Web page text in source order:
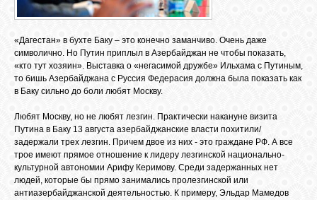
ГОЛОС
НАРОДЫ
БИБЛИОТЕКА
ФОРУМ
«Дагестан» в бухте Баку – это конечно заманчиво. Очень даже
символично. Но Путин приплыл в Азербайджан не чтобы показать,
«кто тут хозяин». Выставка о «негасимой дружбе» Ильхама с Путиным,
то бишь Азербайджана с Руссия Федерасия должна была показать как
в Баку сильно до боли любят Москву.
Любят Москву, но не любят лезгин. Практически накануне визита
Путина в Баку 13 августа азербайджанские власти похитили/
задержали трех лезгин. Причем двое из них - это граждане РФ. А все
трое имеют прямое отношение к лидеру лезгинской национально-
культурной автономии Арифу Керимову. Среди задержанных нет
людей, которые бы прямо занимались пролезгинской или
антиазербайджанской деятельностью. К примеру, Эльдар Мамедов